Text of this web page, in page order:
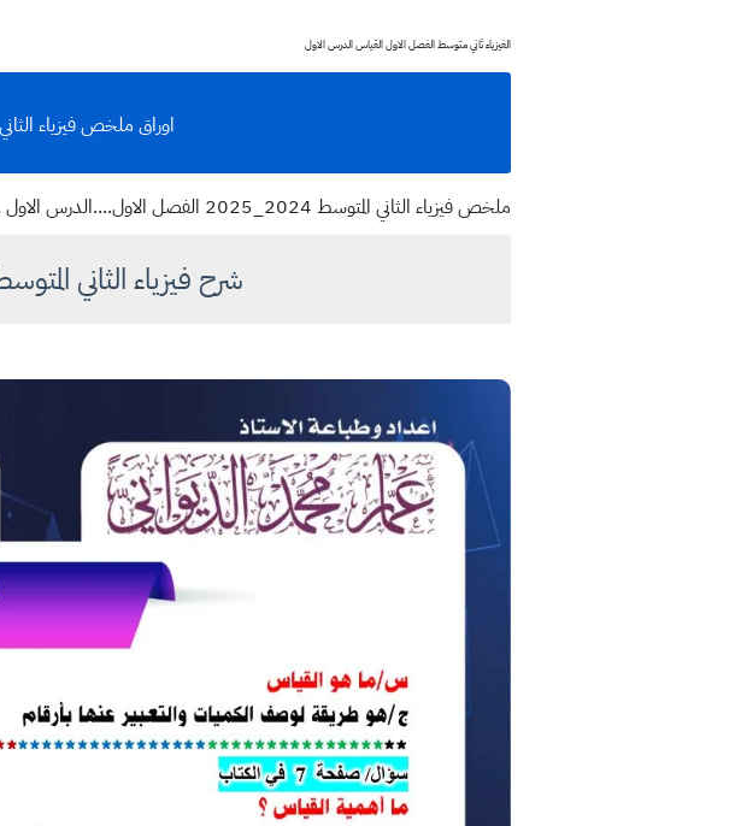
الفيزياء ثاني متوسط الفصل الاول القياس الدرس الاول
اوراق ملخص فيزياء
ملخص فيزياء الثاني المتوسط 2024_2025 الفصل الاول....الدرس الاول ......( القياس )
شرح فيزياء الثاني